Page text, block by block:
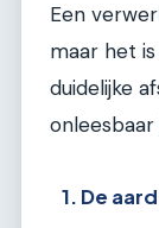
Een
maar het
duidelijke
1. De